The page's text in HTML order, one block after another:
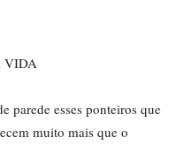
VIDA
parede esses ponteiros que
muito mais que o